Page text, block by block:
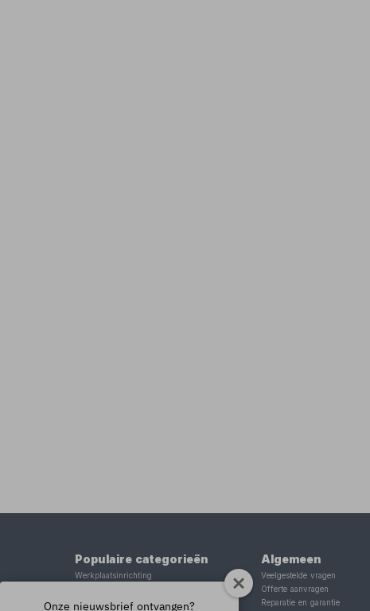
Populaire categorieën
Werkplaatsinrichting
Tig lasapparaat
Algemeen
Veelgestelde vragen
Offerte aanvragen
Reparatie en garantie
Onze nieuwsbrief ontvangen?